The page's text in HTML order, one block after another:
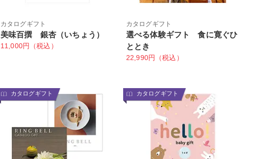
カタログギフト
美味百撰 銀杏（いちょう）
11,000円（税込）
カタログギフト
選べる体験ギフト 食に寛ぐひ
ととき
22,990円（税込）
カタログギフト カタログギフト